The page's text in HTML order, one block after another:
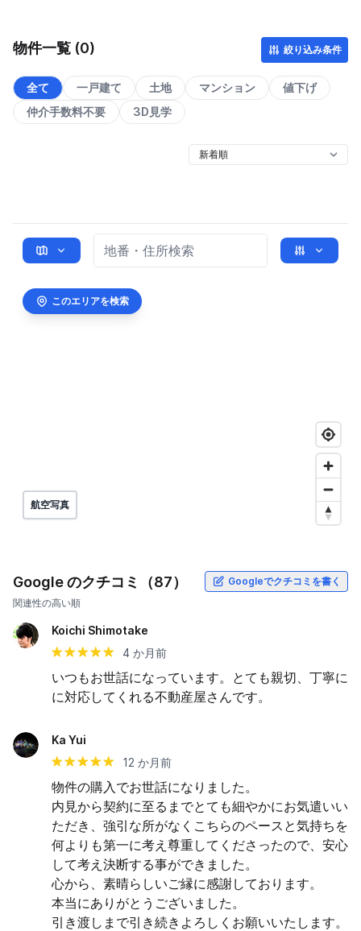
物件一覧 (0) 絞り込み条件
全て 一戸建て 土地 マンション
値下げ
仲介手数料不要
3D見学
このエリアを検索
航空写真
Google のクチコミ（87）
関連性の高い順
Googleでクチコミを書く
Koichi Shimotake
4 か月前
いつもお世話になっています。とても親切、丁寧に
に対応してくれる不動産屋さんです。
Ka Yui
12 か月前
物件の購入でお世話になりました。
内見から契約に至るまでとても細やかにお気遣いい
ただき、強引な所がなくこちらのペースと気持ちを
何よりも第一に考え尊重してくださったので、安心
して考え決断する事ができました。
心から、素晴らしいご縁に感謝しております。
本当にありがとうございました。
引き渡しまで引き続きよろしくお願いいたします。